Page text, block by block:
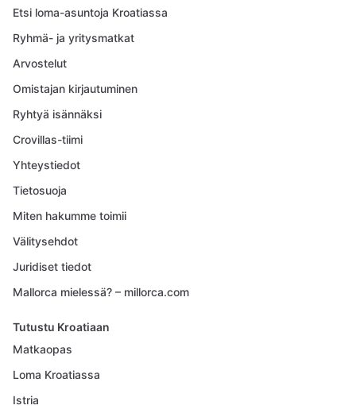
Etsi loma-asuntoja Kroatiassa
Ryhmä- ja yritysmatkat
Arvostelut
Omistajan kirjautuminen
Ryhtyä isännäksi
Crovillas-tiimi
Yhteystiedot
Tietosuoja
Miten hakumme toimii
Välitysehdot
Juridiset tiedot
Mallorca mielessä? – millorca.com
Tutustu Kroatiaan
Matkaopas
Loma Kroatiassa
Istria